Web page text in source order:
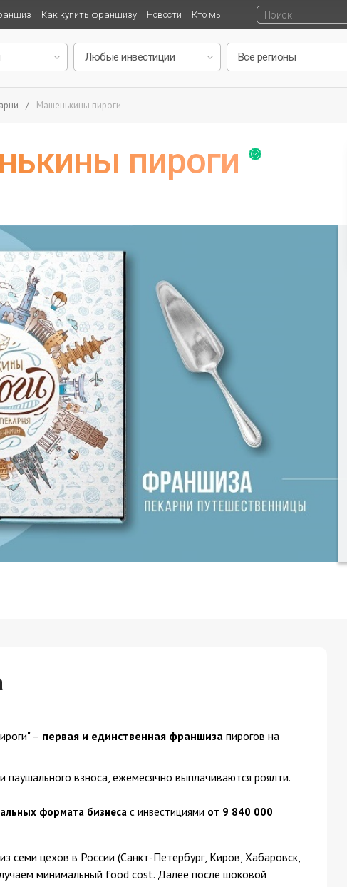
Как купить франшизу Новости Кто мы
/ Машенькины пироги
пироги
– первая и единственная франшизапирогов на
взноса, ежемесячно выплачиваются роялти.
формата бизнесас инвестициями от 9 840 000
семи цехов в России (Санкт-Петербург, Киров, Хабаровск,
минимальный food cost. Далее после шоковой